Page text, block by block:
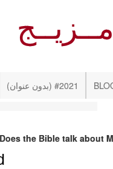
#2021 (بدون عنوان)
Does the Bible talk about